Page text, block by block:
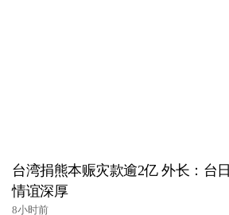
台湾捐熊本赈灾款逾2亿 外长：台日
情谊深厚
8小时前